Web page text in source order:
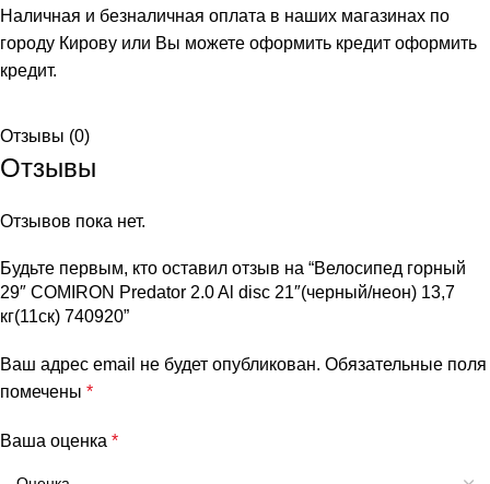
Наличная и безналичная оплата в наших магазинах по
городу Кирову или Вы можете оформить кредит оформить
кредит.
Отзывы (0)
Отзывы
Отзывов пока нет.
Будьте первым, кто оставил отзыв на “Велосипед горный
29″ COMIRON Predator 2.0 Al disc 21″(черный/неон) 13,7
кг(11ск) 740920”
Ваш адрес email не будет опубликован. Обязательные поля
помечены *
Ваша оценка *